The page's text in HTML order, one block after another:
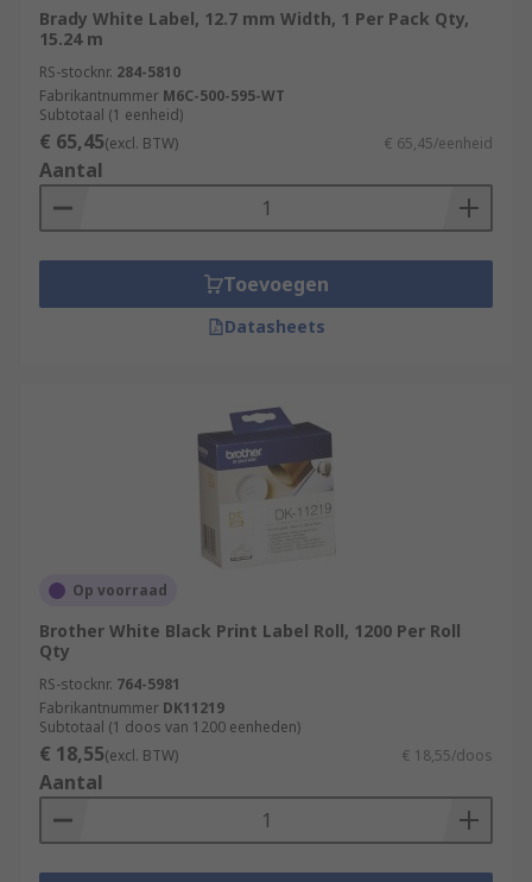
•Files and binders
•Shipping/mailing
•General identification – 'Push or pull on a
door' 'Please keep window closed'
•Visitor/name badges
•Storage, shelves, boxes
•Utility and food storage
•Workshops and garages
and applications. These easy peel label printer
rolls also come in different sizes, colour and
waterproof to meet every customer's need. The
Label printer rolls adhere to most clean, flat and
curved surface and can also be used indoor and
Brady White Label, 12.7 mm Width, 1 Per Pack Qty,
15.24 m
RS-stocknr. 284-5810
Fabrikantnummer M6C-500-595-WT
Subtotaal (1 eenheid)
€ 65,45(excl. BTW) € 65,45/eenheid
Aantal
Toevoegen
Datasheets
Op voorraad
Brother White Black Print Label Roll, 1200 Per Roll
Qty
RS-stocknr. 764-5981
Fabrikantnummer DK11219
Subtotaal (1 doos van 1200 eenheden)
€ 18,55(excl. BTW) € 18,55/doos
Aantal